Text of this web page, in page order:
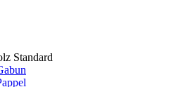
Standard